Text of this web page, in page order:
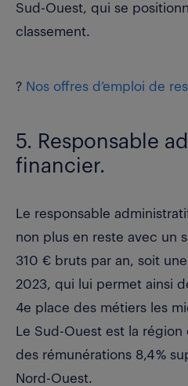
Sud-Ouest, qui se
classement.
? Nos offres d’emploi de
5. Responsable
financier.
Le responsable
non plus en reste avec un
310 € bruts par an, soit
2023, qui lui permet ainsi
4e place des métiers les
Le Sud-Ouest est la
des rémunérations 8,4 %
Nord-Ouest.